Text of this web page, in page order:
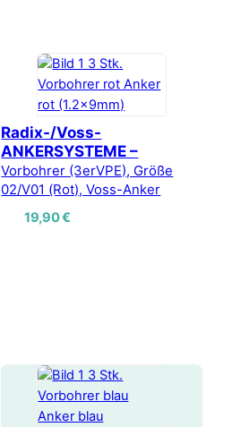
Radix-/Voss-
ANKERSYSTEME –
Vorbohrer (3erVPE), Größe
02/V01 (Rot), Voss-Anker
19,90€